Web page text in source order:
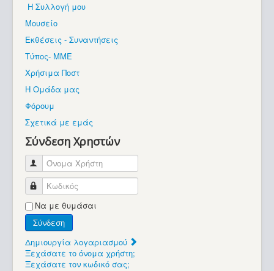
Βρίσκεστε εδώ:
Η Συλλογή μου
Μουσείο
Εκθέσεις - Συναντήσεις
Τύπος- ΜΜΕ
Χρήσιμα Ποστ
Η Ομάδα μας
Φόρουμ
Σχετικά με εμάς
Σύνδεση Χρηστών
Όνομα Χρήστη
Κωδικός
Να με θυμάσαι
Σύνδεση
Δημιουργία λογαριασμού
Ξεχάσατε το όνομα χρήστη;
Ξεχάσατε τον κωδικό σας;